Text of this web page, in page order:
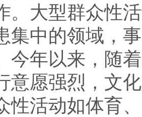
。大型群众性
集中的领域，
今年以来，随
意愿强烈，文
性活动如体育